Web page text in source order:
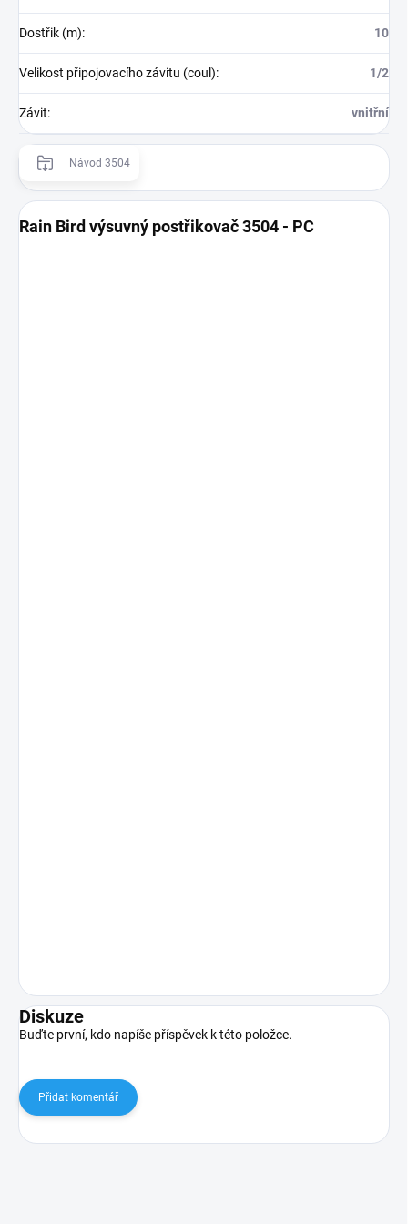
Dostřik (m): 10
Velikost připojovacího závitu (coul): 1/2
Závit: vnitřní
Návod 3504
Rain Bird výsuvný postřikovač 3504 - PC
Diskuze
Buďte první, kdo napíše příspěvek k této položce.
Přidat komentář